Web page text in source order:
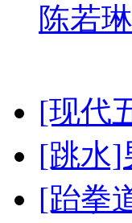
陈若
[现代
[跳水]
[跆拳